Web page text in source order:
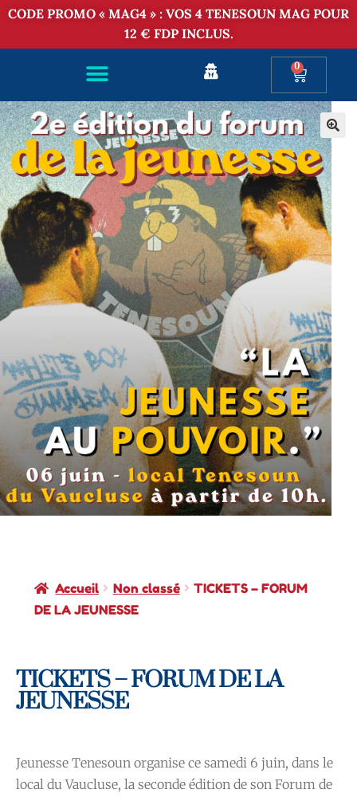
CODE PROMO « MAG4 » : VOS 4 TENESOUN MAG POUR
12 € FDP INCLUS.
0
Accueil Non classé
TICKETS – FORUM
DE LA JEUNESSE
TICKETS – FORUM DE LA
JEUNESSE
Jeunesse Tenesoun organise ce samedi 6 juin, dans le
local du Vaucluse, la seconde édition de son Forum de